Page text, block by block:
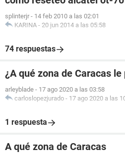
splinterjr - 14 feb 2010 a las 02:01
KARINA - 20 jun 2014 a las 05:58
74 respuestas
¿A qué zona de Caracas
arleyblade - 17 ago 2020 a las 03:58
carloslopezjurado - 17 ago 2020 a las
1 respuesta
A qué zona de Caracas